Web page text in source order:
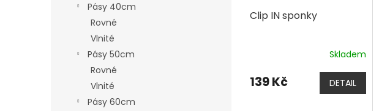
Pásy 40cm
Rovné
Vlnité
Pásy 50cm
Rovné
Vlnité
Pásy 60cm
Clip IN sponky
Skladem
139 Kč DETAIL